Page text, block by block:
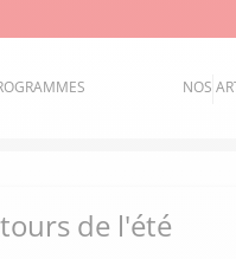
NOS
de l'été